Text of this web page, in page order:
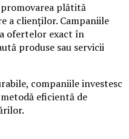
plătită
a clienților. Campaniile
ofertelor exact în
produse sau servicii
companiile investesc
eficientă de